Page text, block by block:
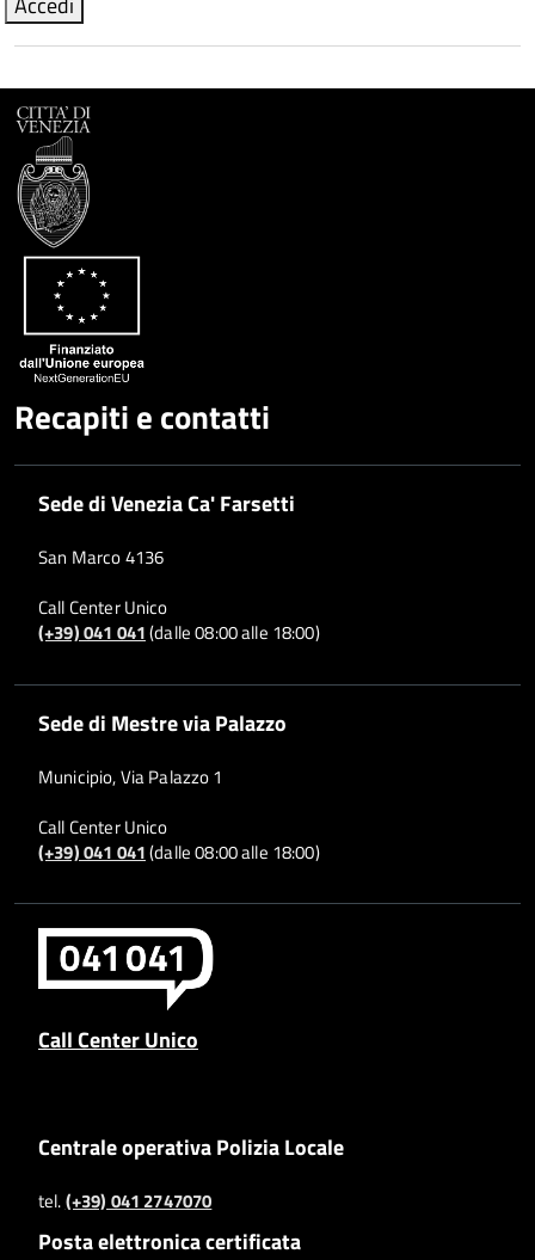
Recapiti e contatti
Sede di Venezia Ca' Farsetti
San Marco 4136
Call Center Unico
(+39) 041 041(dalle 08:00 alle 18:00)
Sede di Mestre via Palazzo
Municipio, Via Palazzo 1
Call Center Unico
(+39) 041 041(dalle 08:00 alle 18:00)
Call Center Unico
Centrale operativa Polizia Locale
tel.(+39) 041 2747070
Posta elettronica certificata